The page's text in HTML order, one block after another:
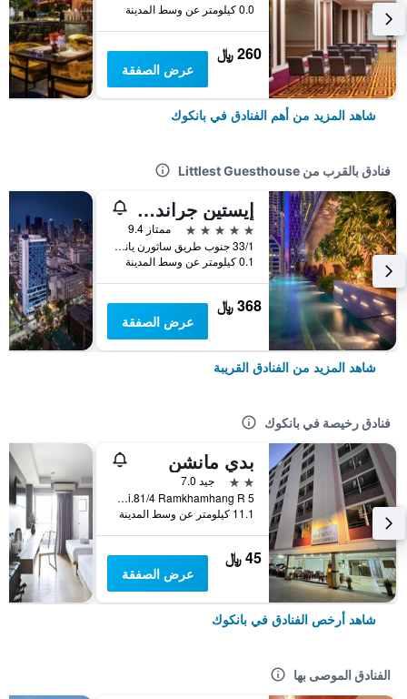
0.0 كيلومتر عن وسط المدينة
260 ﷼
عرض الصفقة
شاهد المزيد من أهم الفنادق في بانكوك
فنادق بالقرب من Littlest Guesthouse
إيستين جراند هوتل ساثورن بانكوك
5 نجوم
ممتاز 9.4
33/1 جنوب طريق ساثورن ياناوا, ساثورن, بانكوك, تايلاند
0.1 كيلومتر عن وسط المدينة
368 ﷼
عرض الصفقة
شاهد المزيد من الفنادق القريبة
فنادق رخيصة في بانكوك
بدي مانشن
2 نجمتين
جيد 7.0
5 Soi.81/4 Ramkhamhang R., بانكوك, تايلاند
11.1 كيلومتر عن وسط المدينة
45 ﷼
عرض الصفقة
شاهد أرخص الفنادق في بانكوك
الفنادق الموصى بها